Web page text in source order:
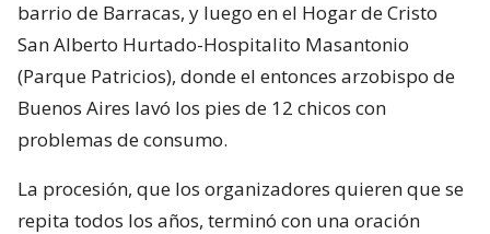
barrio de Barracas, y luego en el Hogar de Cristo
San Alberto Hurtado-Hospitalito Masantonio
(Parque Patricios), donde el entonces arzobispo de
Buenos Aires lavó los pies de 12 chicos con
problemas de consumo.
La procesión, que los organizadores quieren que se
repita todos los años, terminó con una oración